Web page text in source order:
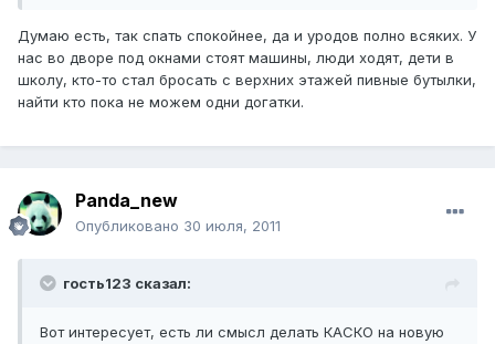
Думаю есть, так спать спокойнее, да и уродов полно всяких. У
нас во дворе под окнами стоят машины, люди ходят, дети в
школу, кто-то стал бросать с верхних этажей пивные бутылки,
найти кто пока не можем одни догатки.
Panda_new
Опубликовано 30 июля, 2011
гость123 сказал:
Вот интересует, есть ли смысл делать КАСКО на новую